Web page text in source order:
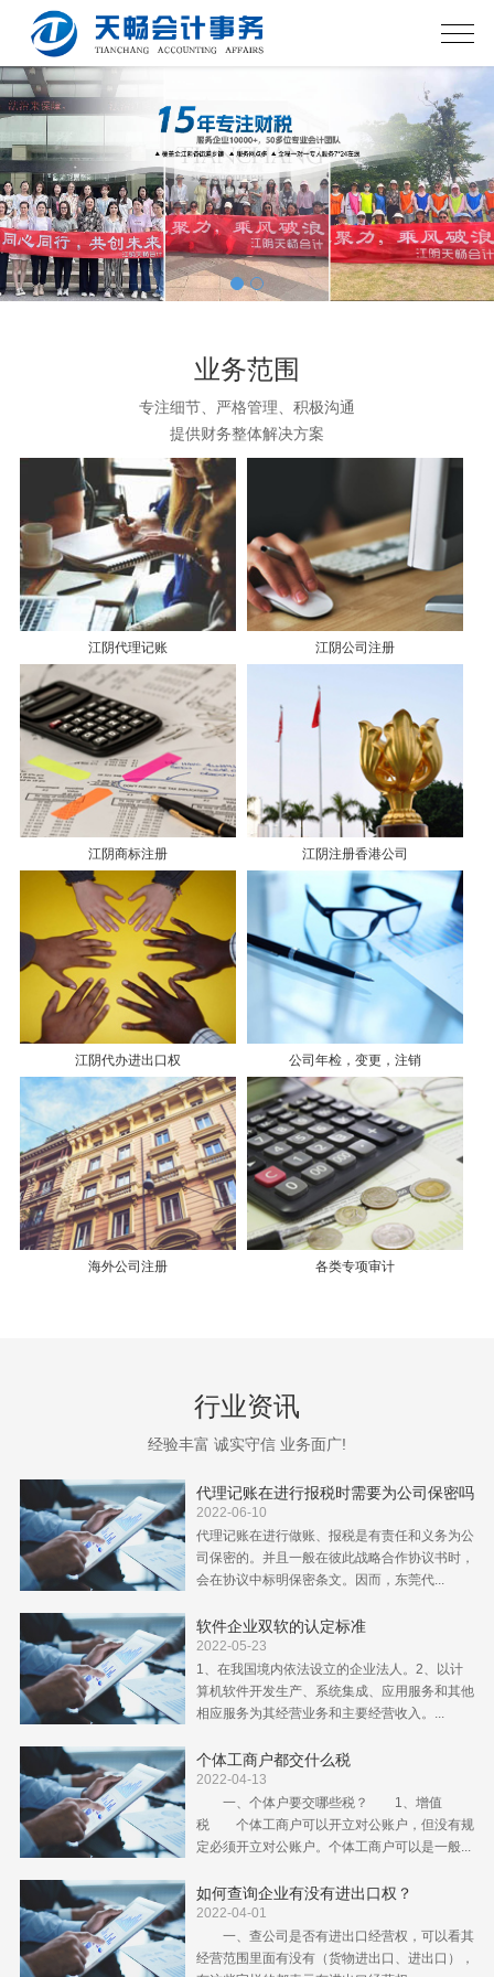
业务范围
专注细节、严格管理、积极沟通
提供财务整体解决方案
江阴代理记账 江阴公司注册
江阴商标注册 江阴注册香港公司
江阴代办进出口权 公司年检，变更，注销
海外公司注册 各类专项审计
行业资讯
经验丰富 诚实守信 业务面广!
代理记账在进行报税时需要为公司保密吗
2022-06-10
代理记账在进行做账、报税是有责任和义务为公
司保密的。并且一般在彼此战略合作协议书时，
会在协议中标明保密条文。因而，东莞代...
软件企业双软的认定标准
2022-05-23
1、在我国境内依法设立的企业法人。2、以计
算机软件开发生产、系统集成、应用服务和其他
相应服务为其经营业务和主要经营收入。...
个体工商户都交什么税
2022-04-13
一、个体户要交哪些税？ 1、增值
税 个体工商户可以开立对公账户，但没有规
定必须开立对公账户。个体工商户可以是一般...
如何查询企业有没有进出口权？
2022-04-01
一、查公司是否有进出口经营权，可以看其
经营范围里面有没有（货物进出口、进出口），